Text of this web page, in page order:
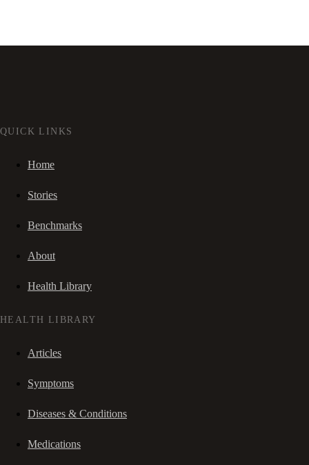
QUICK LINKS
Home
Stories
Benchmarks
About
Health Library
HEALTH LIBRARY
Articles
Symptoms
Diseases & Conditions
Medications